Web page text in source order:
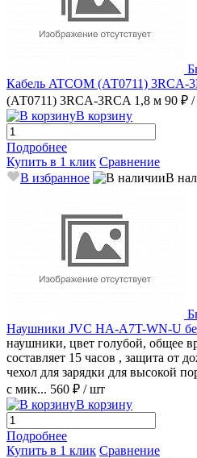
Кабель ATCOM (АТ0711) 3RCA-
(АТ0711) 3RCA-3RCA 1,8 м 90 ₽
В корзину
Подробнее
Купить в 1 клик Сравнение
В избранное
В
Наушники JVC HA-A7T-WN-U
наушники, цвет голубой, общее
составляет 15 часов , защита от
чехол для зарядки для высокой
с мик... 560 ₽ / шт
В корзину
Подробнее
Купить в 1 клик Сравнение